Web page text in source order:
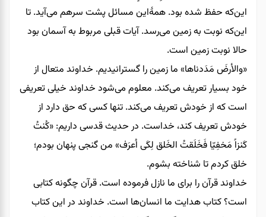
این‌که حفظ شده بود. همۀاین مسائل پشت سرهم می‌آید. تا
این‌که نوبت به زمین می‌رسد. آیات قبلی مربوط به آسمان بود
حالا نوبت زمین است.
«والأرضَ مَدَدناها» ما زمین را گسترانیدیم. خداوند متعال از
خود بسیار تعریف می‌کند. معلوم می‌شود خداوند خیلی تعریفی
است که از خودش تعریف می‌کند. تنها کسی که حق دارد از
خودش تعریف کند، خداست. در حدیث قدسی داریم: «کُنتُ
کَنزاً مَخفِیّا فَخَلَقتُ الخَلق لِکَی اُعرَف» من گنجی پنهان بودم؛
خلق کردم تا شناخته بشوم.
خداوند قرآن را برای ما نازل فرموده است. قرآن چگونه کتابی
است؟ کتاب هدایت ما انسان‌ها است. خداوند در این کتاب